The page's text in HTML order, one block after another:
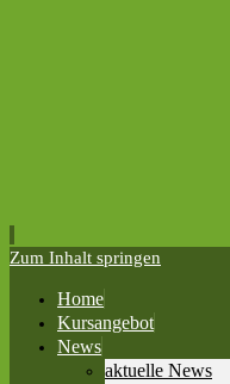
Zum Inhalt springen
Home
Kursangebot
News
aktuelle News